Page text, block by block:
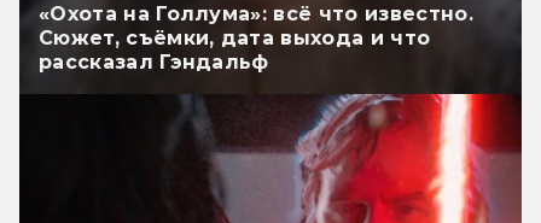
«Охота на Голлума»: всё что известно.
Сюжет, съёмки, дата выхода и что
рассказал Гэндальф